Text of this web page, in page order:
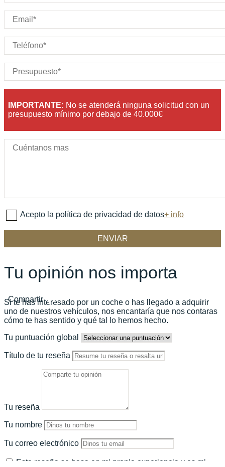
Compartir
IMPORTANTE: No se atenderá ninguna solicitud con un
presupuesto mínimo por debajo de 40.000€
Acepto la política de privacidad de datos+ info
Tu opinión nos importa
Si te has interesado por un coche o has llegado a adquirir
uno de nuestros vehículos, nos encantaría que nos contaras
cómo te has sentido y qué tal lo hemos hecho.
Tu puntuación global
Título de tu reseña
Tu reseña
Tu nombre
Tu correo electrónico
Esta reseña se basa en mi propia experiencia y es mi